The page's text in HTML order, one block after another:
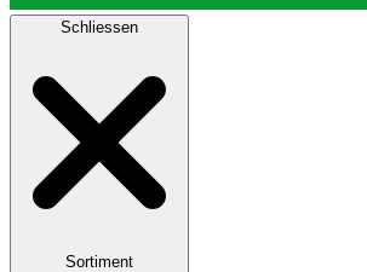
Schliessen
Sortiment